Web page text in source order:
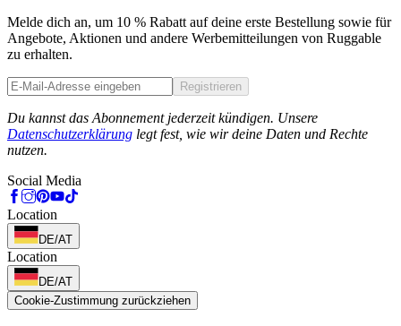
Melde dich an, um 10 % Rabatt auf deine erste Bestellung sowie für
Angebote, Aktionen und andere Werbemitteilungen von Ruggable
zu erhalten.
Registrieren
Du kannst das Abonnement jederzeit kündigen. Unsere
Datenschutzerklärung legt fest, wie wir deine Daten und Rechte
nutzen.
Social Media
Location
DE/AT
Location
DE/AT
Cookie-Zustimmung zurückziehen